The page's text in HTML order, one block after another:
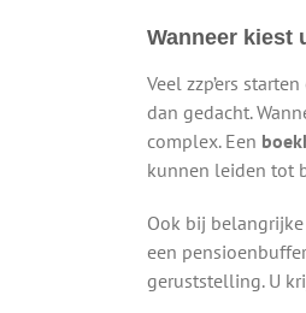
Wanneer kiest
Veel zzp’ers
dan gedacht.
complex. Een
kunnen leiden tot
Ook bij
een
geruststelling. U